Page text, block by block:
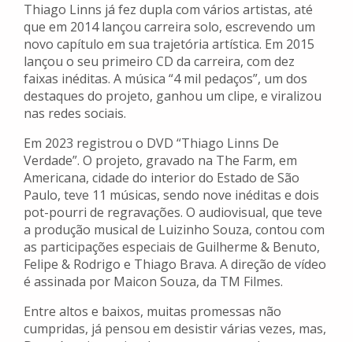
Thiago Linns já fez dupla com vários artistas, até
que em 2014 lançou carreira solo, escrevendo um
novo capítulo em sua trajetória artística. Em 2015
lançou o seu primeiro CD da carreira, com dez
faixas inéditas. A música “4 mil pedaços”, um dos
destaques do projeto, ganhou um clipe, e viralizou
nas redes sociais.
Em 2023 registrou o DVD “Thiago Linns De
Verdade”. O projeto, gravado na The Farm, em
Americana, cidade do interior do Estado de São
Paulo, teve 11 músicas, sendo nove inéditas e dois
pot-pourri de regravações. O audiovisual, que teve
a produção musical de Luizinho Souza, contou com
as participações especiais de Guilherme & Benuto,
Felipe & Rodrigo e Thiago Brava. A direção de vídeo
é assinada por Maicon Souza, da TM Filmes.
Entre altos e baixos, muitas promessas não
cumpridas, já pensou em desistir várias vezes, mas,